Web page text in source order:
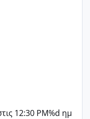
12:30 PM%d ημ